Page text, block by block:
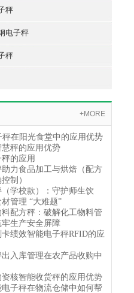
秤
电子秤
秤
+MORE
在阳光食堂中的应用优势
秤的应用优势
的应用
力食品加工与烘焙（配方
制）
学校款）：守护师生饮
管理 “大难题”​
配方秤：破解化工物料管
生产安全屏障
绩效智能电子秤RFID的应
入库管理在农产品收购中
核智能收货秤的应用优势
子秤在物流仓储中如何帮